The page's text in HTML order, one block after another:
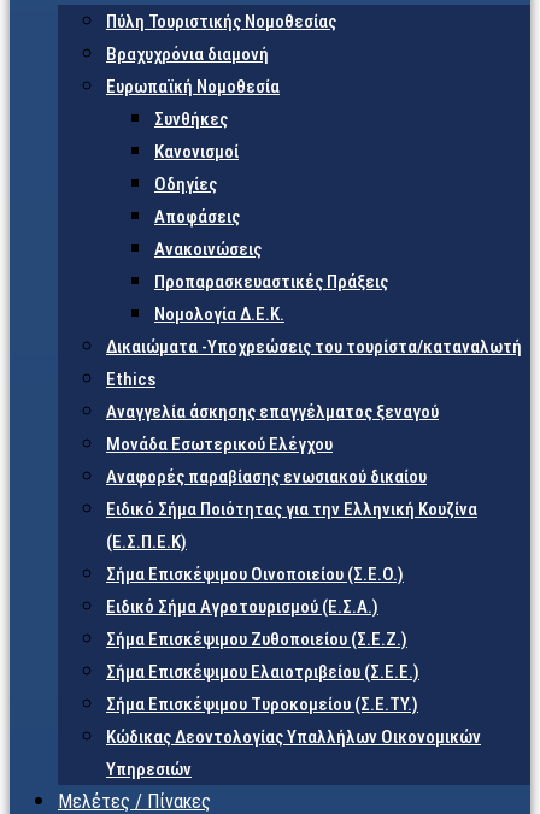
Πύλη Τουριστικής Νομοθεσίας
Βραχυχρόνια διαμονή
Ευρωπαϊκή Νομοθεσία
Συνθήκες
Κανονισμοί
Οδηγίες
Αποφάσεις
Ανακοινώσεις
Προπαρασκευαστικές Πράξεις
Νομολογία Δ.Ε.Κ.
Δικαιώματα -Υποχρεώσεις του τουρίστα/καταναλωτή
Ethics
Αναγγελία άσκησης επαγγέλματος ξεναγού
Μονάδα Εσωτερικού Ελέγχου
Αναφορές παραβίασης ενωσιακού δικαίου
Ειδικό Σήμα Ποιότητας για την Ελληνική Κουζίνα
(Ε.Σ.Π.Ε.Κ)
Σήμα Επισκέψιμου Οινοποιείου (Σ.Ε.Ο.)
Ειδικό Σήμα Αγροτουρισμού (Ε.Σ.Α.)
Σήμα Επισκέψιμου Ζυθοποιείου (Σ.Ε.Ζ.)
Σήμα Επισκέψιμου Ελαιοτριβείου (Σ.Ε.Ε.)
Σήμα Επισκέψιμου Τυροκομείου (Σ.Ε.TY.)
Κώδικας Δεοντολογίας Υπαλλήλων Οικονομικών
Υπηρεσιών
Μελέτες / Πίνακες